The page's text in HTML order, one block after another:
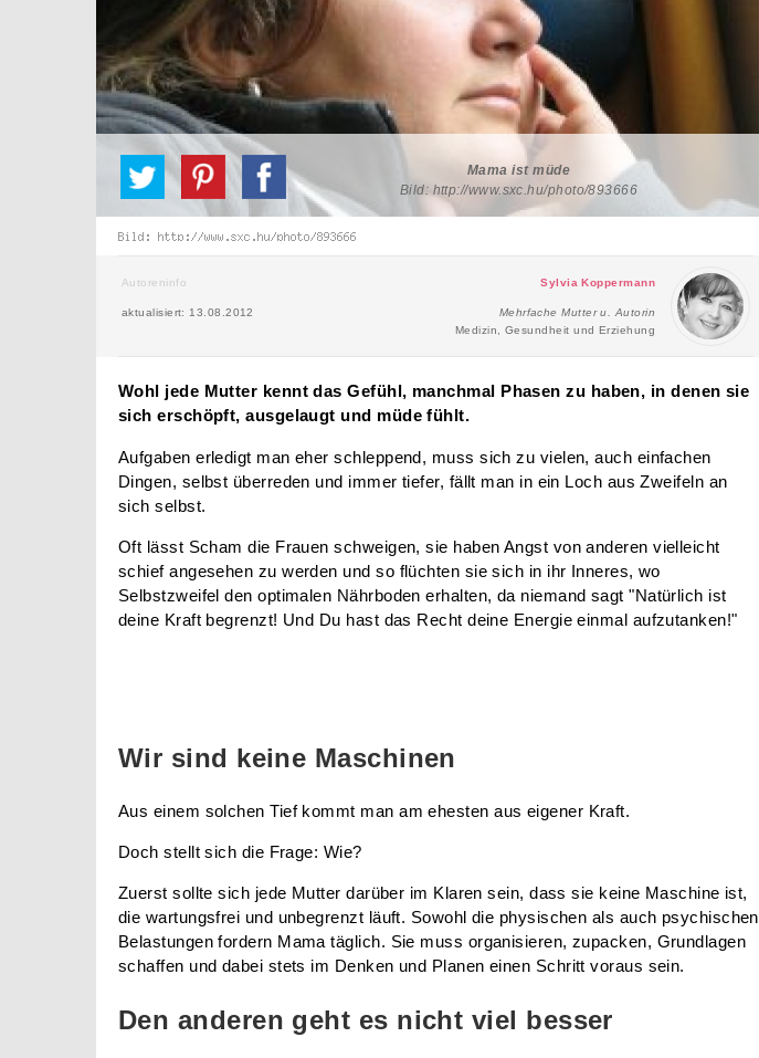
Mama ist müde
Bild: http://www.sxc.hu/photo/893666
Autoreninfo Sylvia Koppermann
aktualisiert: 13.08.2012
Mehrfache Mutter u. Autorin
Medizin, Gesundheit und Erziehung
Wohl jede Mutter kennt das Gefühl, manchmal Phasen zu haben, in denen sie
sich erschöpft, ausgelaugt und müde fühlt.
Aufgaben erledigt man eher schleppend, muss sich zu vielen, auch einfachen
Dingen, selbst überreden und immer tiefer, fällt man in ein Loch aus Zweifeln an
sich selbst.
Oft lässt Scham die Frauen schweigen, sie haben Angst von anderen vielleicht
schief angesehen zu werden und so flüchten sie sich in ihr Inneres, wo
Selbstzweifel den optimalen Nährboden erhalten, da niemand sagt "Natürlich ist
deine Kraft begrenzt! Und Du hast das Recht deine Energie einmal aufzutanken!"
Wir sind keine Maschinen
Aus einem solchen Tief kommt man am ehesten aus eigener Kraft.
Doch stellt sich die Frage: Wie?
Zuerst sollte sich jede Mutter darüber im Klaren sein, dass sie keine Maschine ist,
die wartungsfrei und unbegrenzt läuft. Sowohl die physischen als auch psychischen
Belastungen fordern Mama täglich. Sie muss organisieren, zupacken, Grundlagen
schaffen und dabei stets im Denken und Planen einen Schritt voraus sein.
Den anderen geht es nicht viel besser